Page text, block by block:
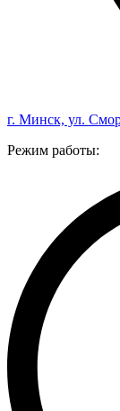
г. Минск, ул.
Режим работы: